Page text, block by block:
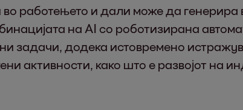
работењето и дали може да генерира
на AI со роботизирана
задачи, додека истовремено
активности, како што е развојот на